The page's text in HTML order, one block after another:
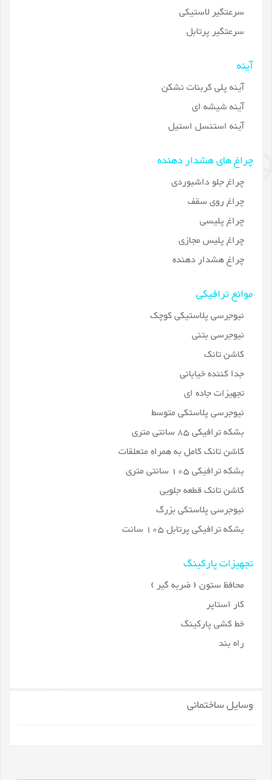
سرعتگیر لاستیکی
سرعتگیر پرتابل
آینه
آینه پلی کربنات نشکن
آینه شیشه ای
آینه استنسل استیل
چراغ های هشدار دهنده
چراغ جلو داشبوردی
چراغ روی سقف
چراغ پلیسی
چراغ پلیس مجازی
چراغ هشدار دهنده
موانع ترافیکی
نیوجرسی پلاستیکی کوچک
نیوجرسی بتنی
کاشن تانک
جدا کننده خیابانی
تجهیزات جاده ای
نیوجرسی پلاستکی متوسط
بشکه ترافیکی 85 سانتی متری
کاشن تانک کامل به همراه متعلقات
بشکه ترافیکی 105 سانتی متری
کاشن تانک قطعه جلویی
نیوجرسی پلاستکی بزرگ
بشکه ترافیکی پرتابل 105 سانت
تجهیزات پارکینگ
محافظ ستون ( ضربه گیر )
کار استاپر
خط کشی پارکینگ
راه بند
وسایل ساختمانی